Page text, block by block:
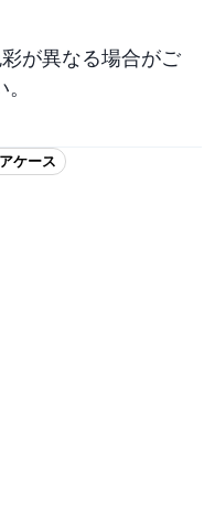
が異なる場合がご
ケース